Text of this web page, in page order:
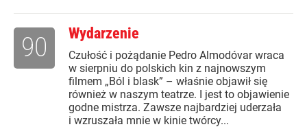
Wydarzenie
Czułość i pożądanie Pedro Almodóvar wraca
w sierpniu do polskich kin z najnowszym
filmem „Ból i blask” – właśnie objawił się
również w naszym teatrze. I jest to objawienie
godne mistrza. Zawsze najbardziej uderzała
i wzruszała mnie w kinie twórcy...
90